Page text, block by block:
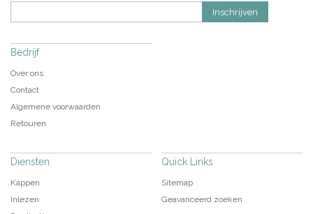
Inschrijven
Bedrijf
Over ons
Contact
Algemene voorwaarden
Retouren
Diensten
Kappen
Inlezen
Quick Links
Sitemap
Geavanceerd zoeken